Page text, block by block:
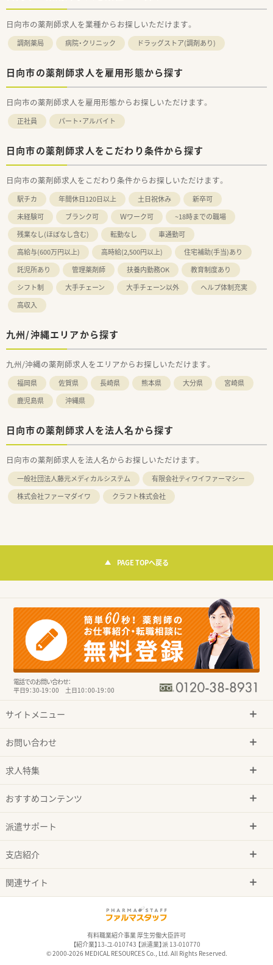
日向市の薬剤師求人を業種からお探しいただけます。
調剤薬局 病院・クリニック ドラッグストア(調剤あり)
日向市の薬剤師求人を雇用形態から探す
日向市の薬剤師求人を雇用形態からお探しいただけます。
正社員 パート・アルバイト
日向市の薬剤師求人をこだわり条件から探す
日向市の薬剤師求人をこだわり条件からお探しいただけます。
駅チカ 年間休日120日以上 土日祝休み
新卒可
未経験可
ブランク可 Ｗワーク可
~18時までの職場
残業なし(ほぼなし含む)
転勤なし
車通勤可
高給与(600万円以上)
高時給(2,500円以上)
住宅補助(手当)あり
託児所あり
管理薬剤師 扶養内勤務OK
教育制度あり
シフト制
大手チェーン 大手チェーン以外
ヘルプ体制充実
高収入
九州/沖縄エリアから探す
九州/沖縄の薬剤師求人をエリアからお探しいただけます。
福岡県 佐賀県 長崎県 熊本県 大分県
宮崎県
鹿児島県
沖縄県
日向市の薬剤師求人を法人名から探す
日向市の薬剤師求人を法人名からお探しいただけます。
一般社団法人藤元メディカルシステム
有限会社ティワイファーマシー
株式会社ファーマダイワ
クラフト株式会社
PAGE TOPへ戻る
電話でのお問い合わせ：
平日9：30-19：00 土日10：00-19：00
サイトメニュー
お問い合わせ
求人特集
おすすめコンテンツ
派遣サポート
支店紹介
関連サイト
有料職業紹介事業 厚生労働大臣許可
【紹介業】13-ユ-010743 【派遣業】派 13-010770
© 2000-2026 MEDICAL RESOURCES Co., Ltd. All Rights Reserved.